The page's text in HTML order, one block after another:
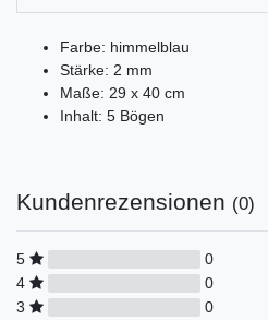
Farbe: himmelblau
Stärke: 2 mm
Maße: 29 x 40 cm
Inhalt: 5 Bögen
Kundenrezensionen (0)
5
0
4
0
3
0